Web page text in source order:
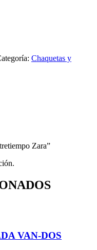
Chaquetas y
Zara”
VAN-DOS